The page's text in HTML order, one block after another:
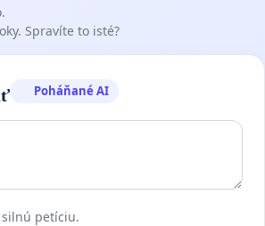
Spravíte to isté?
Poháňané AI
petíciu.